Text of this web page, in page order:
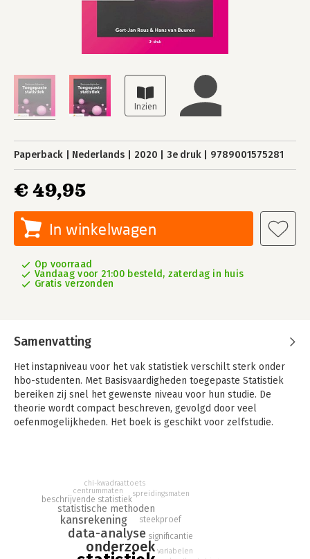
Paperback Nederlands 2020 3e druk 9789001575281
€ 49,95
In winkelwagen
Op voorraad
Vandaag voor 21:00 besteld, zaterdag in huis
Gratis verzonden
Samenvatting
Het instapniveau voor het vak statistiek verschilt sterk onder
hbo-studenten. Met Basisvaardigheden toegepaste Statistiek
bereiken zij snel het gewenste niveau voor hun studie. De
theorie wordt compact beschreven, gevolgd door veel
oefenmogelijkheden. Het boek is geschikt voor zelfstudie.
waarmee het beginniveau en de voortgang kan worden
getoetst. In de nieuwe editie zijn opmerkingen van docenten
- Dé ideale opfris- en bijspijkercursus statistiek voor het hele
onderzoek
data-analyse
kansrekening
statistische methoden
steekproef
significantie
beschrijvende statistiek
centrummaten
variabelen
chi-kwadraattoets
spreidingsmaten